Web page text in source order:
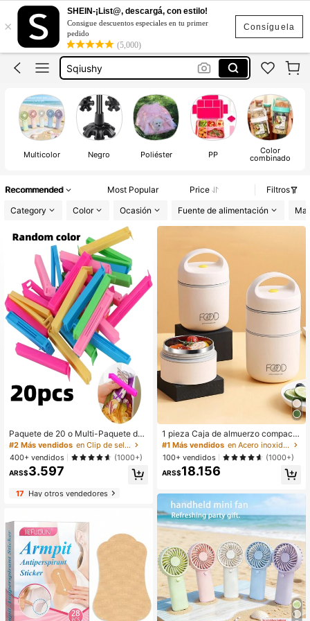
Consíguela
×
SHEIN-¡List@, descargá, con estilo!
Consigue descuentos especiales en tu primer
pedido
(5,000)
Jeans Mujer
Vestidos Elegantes Para Fiesta
Sqiushy
Botas Para Mujer
Jeans Mujer
Multicolor Negro Poliéster PP Color
combinado
Recommended Most Popular Price
Filtros
Category
Color Ocasión Fuente de alimentación
Paquete de 20 o Multi-Paquete de
Clips Portátiles para Sellar Alimento
s en Colores Mixtos, Clips a Prueba
de Humedad y Herméticos para Pre
servar Aperitivos, Múltiples Tamaño
s Disponibles, Esencial para Dormit
orio, Viajes, Almacenamiento de Co
cio
#2 Más vendidos
en Clip de sellado
400+ vendidos
(1000+)
ARS$3.597
17 Hay otros vendedores
1 pieza Caja de almuerzo compacta
de acero inoxidable 304, artículo d
e cocina, regalo de Navidad
#1 Más vendidos
en Acero inoxidable Cajas De Almuerzo Y Cajas De A
100+ vendidos
(1000+)
ARS$18.156